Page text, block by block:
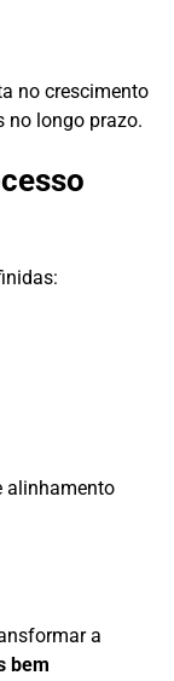
no crescimento
no longo prazo.
alinhamento
a
bem